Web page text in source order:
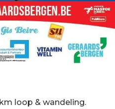
loop & wandeling.